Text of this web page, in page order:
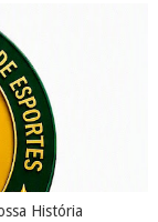
História